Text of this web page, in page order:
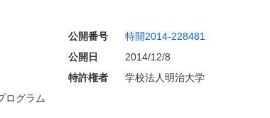
公開番号 特開2014-228481
公開日
2014/12/8
特許権者 学校法人明治大学
ログラム